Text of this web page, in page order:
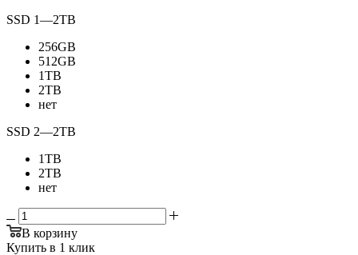
SSD 1—2TB
256GB
512GB
1TB
2TB
нет
SSD 2—2TB
1TB
2TB
нет
В корзину
Купить в 1 клик